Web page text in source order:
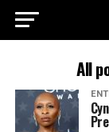
All